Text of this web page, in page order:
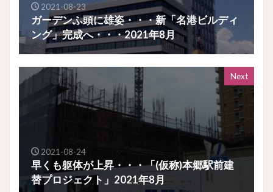
2021-08-23
ガーデンふ頭に雄姿・・・新「名港ビルディ
ング」完成へ・・・2021年8月
Next
2021-08-24
早くも躯体が上昇・・・「(仮称)本郷駅前建
替プロジェクト」2021年8月